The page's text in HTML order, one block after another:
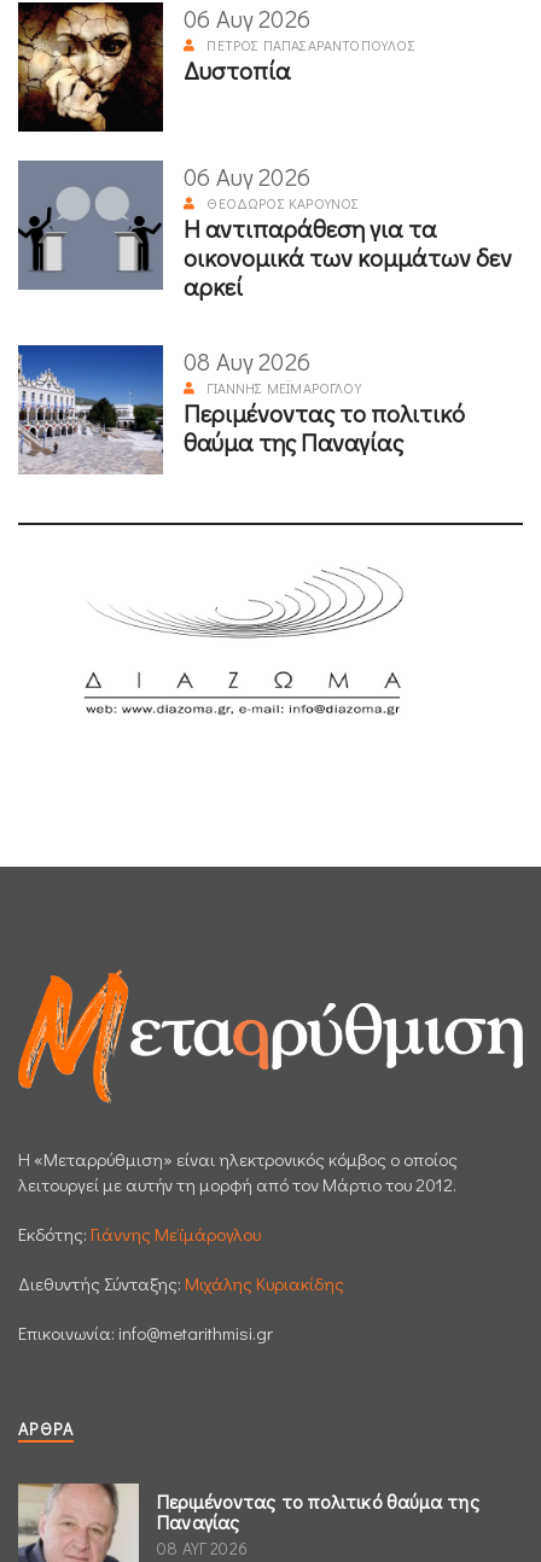
06 Αυγ 2026
ΠΈΤΡΟΣ ΠΑΠΑΣΑΡΑΝΤΌΠΟΥΛΟΣ
Δυστοπία
06 Αυγ 2026
ΘΕΌΔΩΡΟΣ ΚΑΡΟΎΝΟΣ
Η αντιπαράθεση για τα
οικονομικά των κομμάτων δεν
αρκεί
08 Αυγ 2026
ΓΙΆΝΝΗΣ ΜΕΪΜΆΡΟΓΛΟΥ
Περιμένοντας το πολιτικό
θαύμα της Παναγίας
H «Μεταρρύθμιση» είναι ηλεκτρονικός κόμβος ο οποίος
λειτουργεί με αυτήν τη μορφή από τον Μάρτιο του 2012.
Εκδότης: Γιάννης Μεϊμάρογλου
Διεθυντής Σύνταξης: Μιχάλης Κυριακίδης
Επικοινωνία: info@metarithmisi.gr
ΆΡΘΡΑ
Περιμένοντας το πολιτικό θαύμα της
Παναγίας
08 ΑΥΓ 2026